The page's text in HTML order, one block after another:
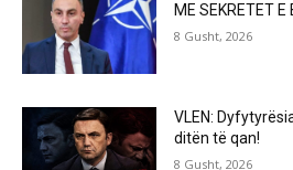
ME SEKRETET E
8 Gusht, 2026
VLEN:
ditën të qan!
8 Gusht, 2026